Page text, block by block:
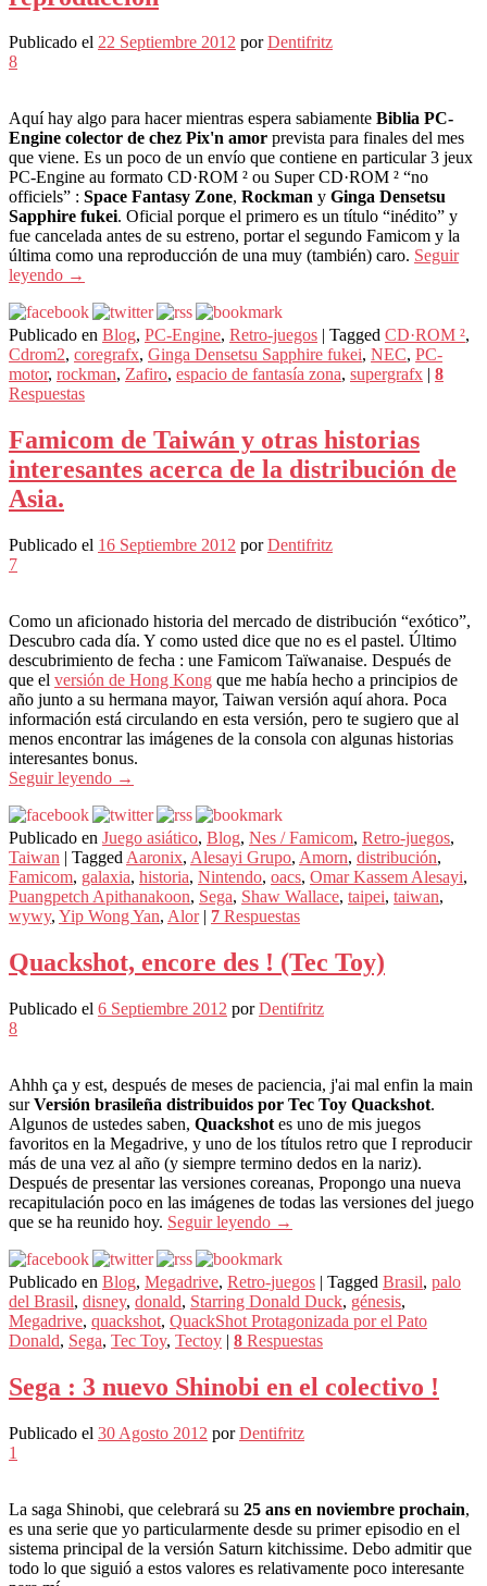
Publicado el 22 Septiembre 2012 porDentifritz
8
Aquí hay algo para hacer mientras espera sabiamente Biblia PC-
Engine colector de chez Pix'n amor prevista para finales del mes
que viene. Es un poco de un envío que contiene en particular 3 jeux
PC-Engine au formato CD·ROM ² ou Super CD·ROM ² “no
officiels” : Space Fantasy Zone, Rockman y Ginga Densetsu
Sapphire fukei. Oficial porque el primero es un título “inédito” y
fue cancelada antes de su estreno, portar el segundo Famicom y la
última como una reproducción de una muy (también) caro. Seguir
leyendo →
Publicado en Blog, PC-Engine, Retro-juegos Tagged CD·ROM ²,
Cdrom2, coregrafx, Ginga Densetsu Sapphire fukei, NEC, PC-
motor, rockman, Zafiro, espacio de fantasía zona, supergrafx
8
Respuestas
Famicom de Taiwán y otras historias
interesantes acerca de la distribución de
Asia.
Publicado el 16 Septiembre 2012 porDentifritz
7
Como un aficionado historia del mercado de distribución “exótico”,
Descubro cada día. Y como usted dice que no es el pastel. Último
descubrimiento de fecha : une Famicom Taïwanaise. Después de
que el versión de Hong Kong que me había hecho a principios de
año junto a su hermana mayor, Taiwan versión aquí ahora. Poca
información está circulando en esta versión, pero te sugiero que al
menos encontrar las imágenes de la consola con algunas historias
interesantes bonus.
Seguir leyendo →
Publicado en Juego asiático, Blog, Nes / Famicom, Retro-juegos,
Taiwan | Tagged Aaronix, Alesayi Grupo, Amorn, distribución,
Famicom, galaxia, historia, Nintendo, oacs, Omar Kassem Alesayi,
Puangpetch Apithanakoon, Sega, Shaw Wallace, taipei, taiwan,
wywy, Yip Wong Yan, Alor | 7 Respuestas
Quackshot, encore des ! (Tec Toy)
Publicado el 6 Septiembre 2012 porDentifritz
8
Ahhh ça y est, después de meses de paciencia, j'ai mal enfin la main
surVersión brasileña distribuidos por Tec Toy Quackshot.
Algunos de ustedes saben, Quackshot es uno de mis juegos
favoritos en la Megadrive, y uno de los títulos retro que I reproducir
más de una vez al año (y siempre termino dedos en la nariz).
Después de presentar las versiones coreanas, Propongo una nueva
recapitulación poco en las imágenes de todas las versiones del juego
que se ha reunido hoy. Seguir leyendo →
Publicado en Blog, Megadrive, Retro-juegos | Tagged Brasil, palo
del Brasil, disney, donald, Starring Donald Duck, génesis,
Megadrive, quackshot, QuackShot Protagonizada por el Pato
Donald, Sega, Tec Toy, Tectoy | 8 Respuestas
Sega : 3 nuevo Shinobi en el colectivo !
Publicado el 30 Agosto 2012 porDentifritz
1
La saga Shinobi, que celebrará su 25 ans en noviembre prochain,
es una serie que yo particularmente desde su primer episodio en el
sistema principal de la versión Saturn kitchissime. Debo admitir que
todo lo que siguió a estos valores es relativamente poco interesante